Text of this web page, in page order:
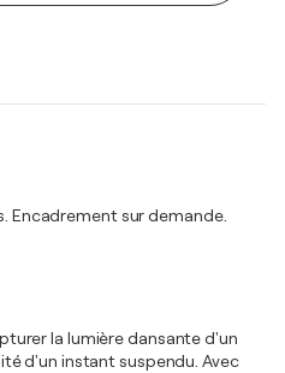
Encadrement sur demande.
la lumière dansante d'un
d'un instant suspendu. Avec